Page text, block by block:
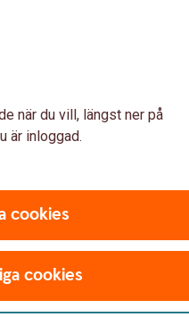
eller på
på 20
när du vill, längst ner på
är inloggad.
cookies
cookies